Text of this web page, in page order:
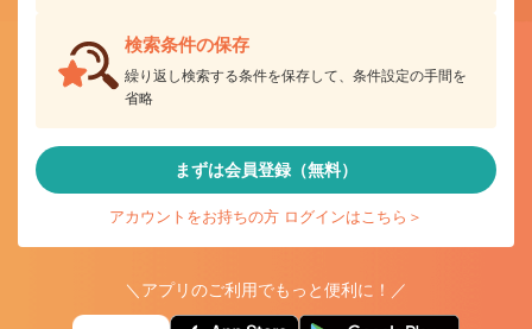
検索条件の保存
繰り返し検索する条件を保存して、条件設定の手間を
省略
まずは会員登録（無料）
アカウントをお持ちの方 ログインはこちら＞
＼アプリのご利用でもっと便利に！／